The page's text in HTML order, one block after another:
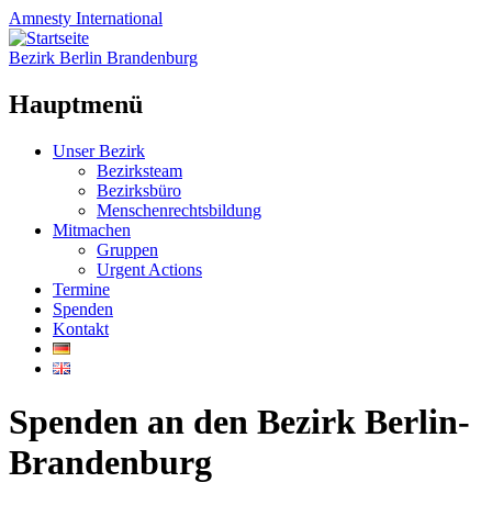
Amnesty International
Bezirk Berlin Brandenburg
Hauptmenü
Zum
Unser Bezirk
Bezirksteam
Bezirksbüro
Menschenrechtsbildung
Mitmachen
Gruppen
Urgent Actions
Termine
Spenden
Kontakt
Spenden an den Bezirk Berlin-
Brandenburg